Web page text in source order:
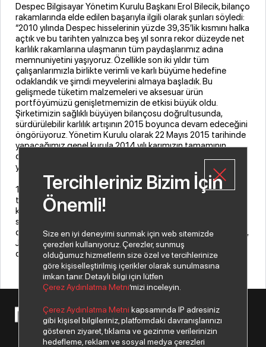
Despec Bilgisayar Yönetim Kurulu Başkanı Erol Bilecik, bilanço
rakamlarında elde edilen başarıyla ilgili olarak şunları söyledi:
“2010 yılında Despec hisselerinin yüzde 39,35’lik kısmını halka
açtık ve bu tarihten yalnızca beş yıl sonra rekor düzeyde net
karlılık rakamlarına ulaşmanın tüm paydaşlarımız adına
memnuniyetini yaşıyoruz. Özellikle son iki yıldır tüm
çalışanlarımızla birlikte verimli ve karlı büyüme hedefine
odaklandık ve şimdi meyvelerini almaya başladık. Bu
gelişmede tüketim malzemeleri ve aksesuar ürün
portföyümüzü genişletmemizin de etkisi büyük oldu.
Şirketimizin sağlıklı büyüyen bilançosu doğrultusunda,
sürdürülebilir karlılık artışının 2015 boyunca devam edeceğini
öngörüyoruz. Yönetim Kurulu olarak 22 Mayıs 2015 tarihinde
yapacağımız genel kurula 2014 yılı karımızın tamamının
dağıtımı için teklif götürmenin tüm paydaşlarımız ve
yatırımcılarız adına mutluluğunu yaşıyoruz. ”
1995 yılında kurulan Despec Bilgisayar, BT sektöründe
tüketim malzemeleri alanında faaliyet göstermekte olup
kulvarının lider firmasıdır. Konusunda en büyük sermayeye
sahip ve 2010 yılında halka arz edilen Despec Bilgisayar’ın
dağıtımını yaptığı markalar arasında HP, IBM, Canon, Toshiba,
Jabra, Trust, Lexmark, Targus, Sony, OKI ve Dexim gibi birçok
dünya devi bulunuyor.
© 2026 Copyright Netex A.Ş. Tüm hakları saklıdır.
Tercihleriniz Bizim İçin
Önemli!
Size en iyi deneyimi sunmak için web sitemizde
çerezleri kullanıyoruz. Çerezler, sunmuş
olduğumuz hizmetlerin size özel ve tercihlerinize
göre kişiselleştirilmiş içerikler olarak sunulmasına
imkan tanır. Detaylı bilgi için lütfen
Çerez Aydınlatma Metni’mizi inceleyin.
Çerez Aydınlatma Metni kapsamında IP adresiniz
gibi kişisel bilgileriniz, platformdaki davranışlarınızı
gösteren ziyaret, tıklama ve gezinme verilerinizin
hedefleme, reklam ve sosyal medya çerezleri